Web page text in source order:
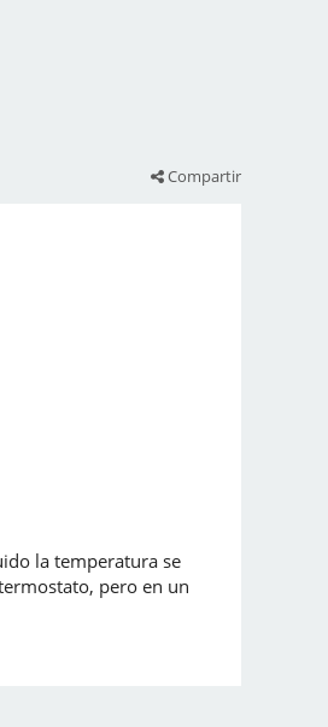
Compartir
la temperatura se
pero en un